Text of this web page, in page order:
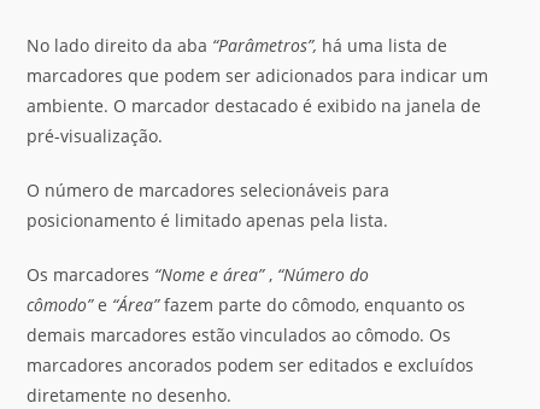
No lado direito da aba “Parâmetros”, há uma lista de
marcadores que podem ser adicionados para indicar um
ambiente. O marcador destacado é exibido na janela de
pré-visualização.
O número de marcadores selecionáveis ​​para
posicionamento é limitado apenas pela lista.
Os marcadores “Nome e área”, “Número do
cômodo”e “Área”fazem parte do cômodo, enquanto os
demais marcadores estão vinculados ao cômodo. Os
marcadores ancorados podem ser editados e excluídos
diretamente no desenho.